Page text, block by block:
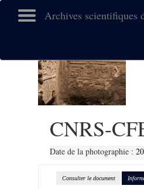
Archives scientifiques
CNRS-
Date de la photographie :
Consulter le document